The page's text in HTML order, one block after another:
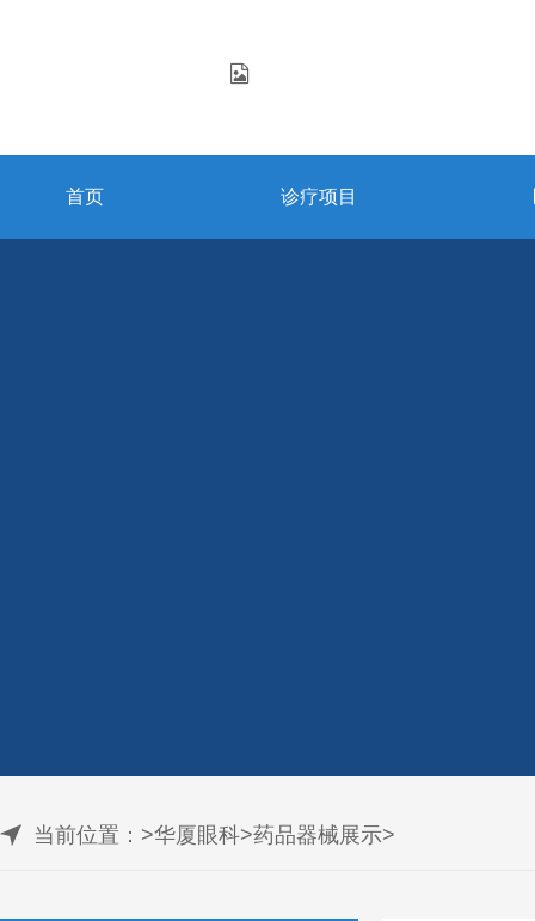
首页 诊疗项目
当前位置： >华厦眼科>药品器械展示>